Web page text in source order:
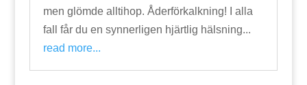
men glömde alltihop. Åderförkalkning! I alla
fall får du en synnerligen hjärtlig hälsning...
read more...